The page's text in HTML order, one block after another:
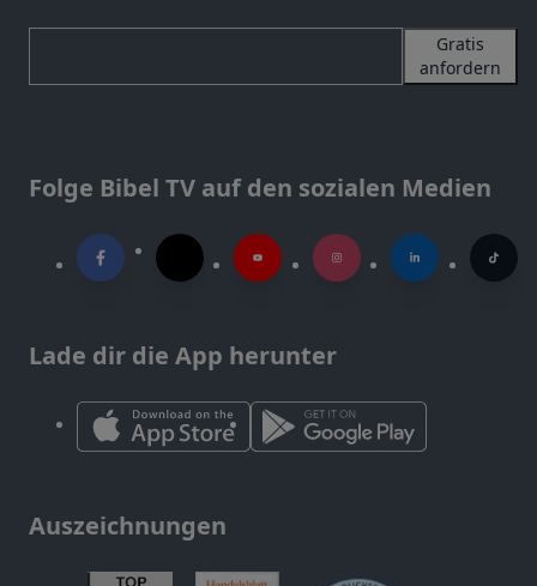
Gratis
anfordern
Folge Bibel TV auf den sozialen Medien
Lade dir die App herunter
Auszeichnungen